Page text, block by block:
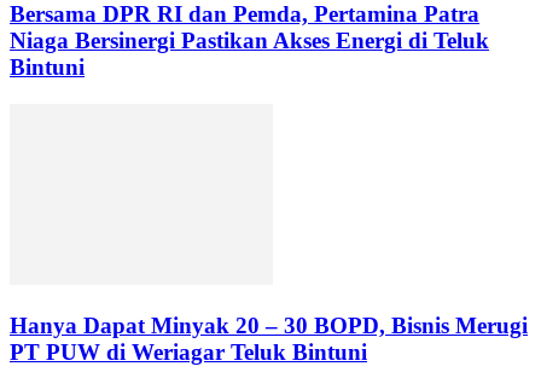
Bersama DPR RI dan Pemda, Pertamina Patra
Niaga Bersinergi Pastikan Akses Energi di Teluk
Bintuni
Hanya Dapat Minyak 20 – 30 BOPD, Bisnis Merugi
PT PUW di Weriagar Teluk Bintuni